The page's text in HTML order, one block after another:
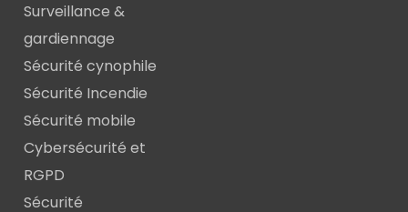
Surveillance &
gardiennage
Sécurité cynophile
Sécurité Incendie
Sécurité mobile
Cybersécurité et
RGPD
Sécurité